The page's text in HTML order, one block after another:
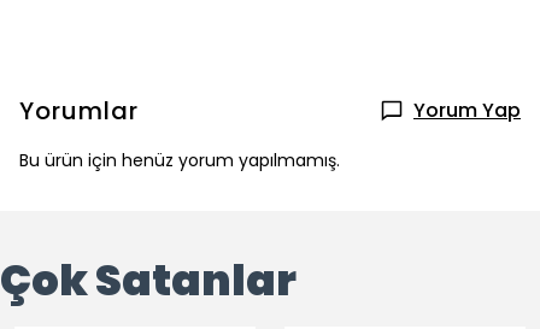
Yorumlar Yorum Yap
Bu ürün için henüz yorum yapılmamış.
Çok Satanlar